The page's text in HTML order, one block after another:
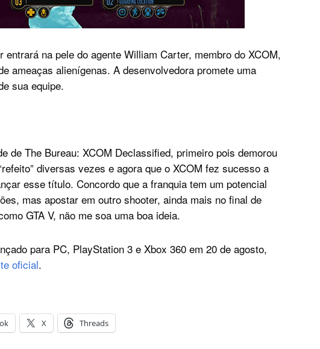
entrará na pele do agente William Carter, membro do XCOM,
ameaças alienígenas. A desenvolvedora promete uma
sua equipe.
de The Bureau: XCOM Declassified, primeiro pois demorou
diversas vezes e agora que o XCOM fez sucesso a
esse título. Concordo que a franquia tem um potencial
mas apostar em outro shooter, ainda mais no final de
GTA V, não me soa uma boa ideia.
para PC, PlayStation 3 e Xbox 360 em 20 de agosto,
oficial.
X Threads